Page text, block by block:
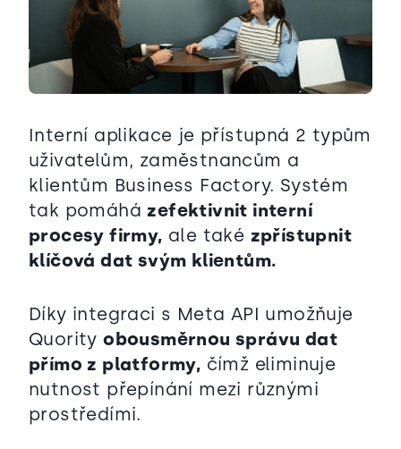
Interní aplikace je přístupná 2 typům
uživatelům, zaměstnancům a
klientům Business Factory. Systém
tak pomáhá zefektivnit interní
procesy firmy, ale také zpřístupnit
klíčová dat svým klientům.
Díky integraci s Meta API umožňuje
Quorityobousměrnou správu dat
přímo z platformy, čímž eliminuje
nutnost přepínání mezi různými
prostředími.